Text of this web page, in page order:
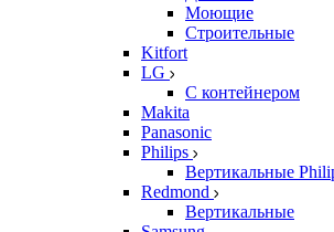
Моющие
Строительные
Kitfort
LG
С контейнером
Makita
Panasonic
Philips
Вертикальные
Redmond
Вертикальные